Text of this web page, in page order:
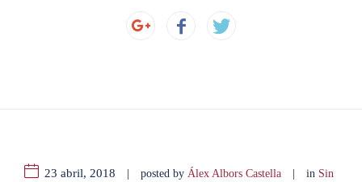
23 abril, 2018 | posted by Álex Albors Castella | in Sin